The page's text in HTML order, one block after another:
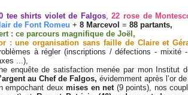
tee shirts violet de Falgos,22 rose de
de Font Romeu + 8 Marcevo = 88 partants,
: ce parcours magnifique de Joël,
: une organisation sans faille de Claire et
à régler (inscriptions / défections - mixité
...),
enquête de satisfaction menée par mon Institut
au Chef de Falgos, évidemment après l’or
empochant deux mises en net (9 points), nos